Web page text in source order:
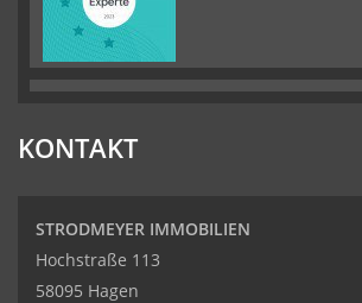
KONTAKT
STRODMEYER IMMOBILIEN
Hochstraße 113
58095 Hagen